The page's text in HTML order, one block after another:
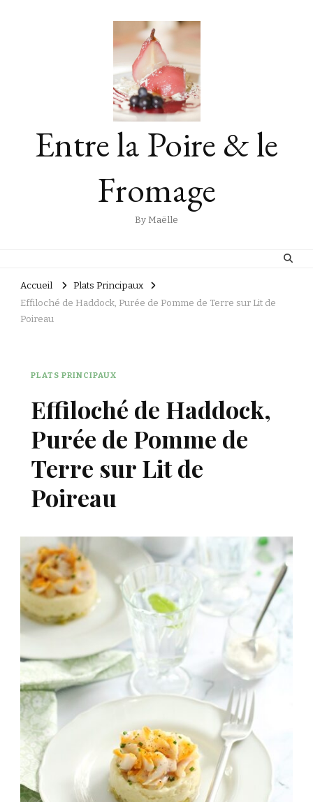
Entre la Poire & le
Fromage
By Maëlle
Accueil
Plats Principaux
Effiloché de Haddock, Purée de Pomme de Terre sur Lit de
Poireau
PLATS PRINCIPAUX
Effiloché de Haddock,
Purée de Pomme de
Terre sur Lit de
Poireau